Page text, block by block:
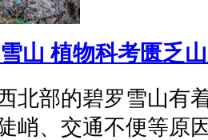
山 植物科考匮乏
北部的碧罗雪山有
峭、交通不便等原